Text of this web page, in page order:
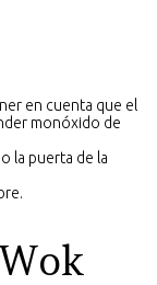
en cuenta que el
monóxido de
la puerta de la